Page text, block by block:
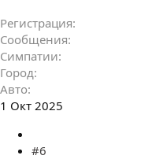
Регистрация
Сообщения
Симпатии
Город
Авто
1 Окт 2025
#6